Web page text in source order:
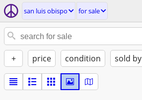
san luis obispo for sale
+ price condition sold by